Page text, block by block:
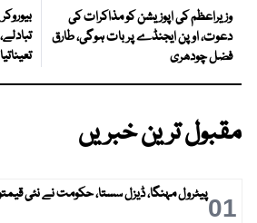
وزیراعظم کی اپوزیشن کو مذاکرات کی
دعوت، اوپن ایجنڈے پر بات ہوگی، طارق
فضل چودھری
مقبول ترین خبریں
01پیٹرول مہنگا، ڈیزل سستا، حکومت نے نئی